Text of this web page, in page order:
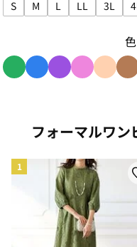
S
サイズで絞り込み: S
M
サイズで絞り込み: M
L
サイズで絞り込
LL
サイズで絞
3L
サイ
フォーマルワ
1